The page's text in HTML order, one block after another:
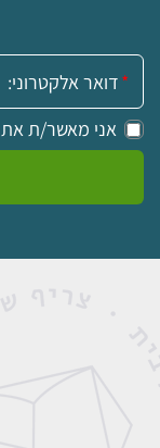
אימייל:
אני מאשר/ת את